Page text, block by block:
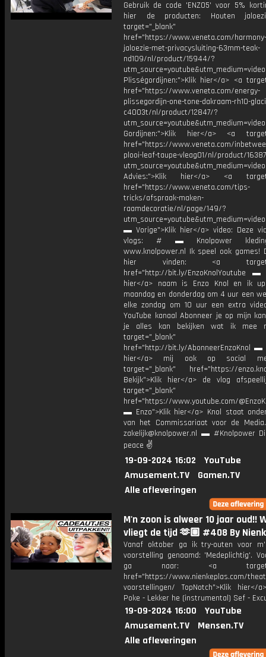
Gebruik de code 'ENZO5' voor 5%
hier de producten: Houten
target="_blank"
href="https://www.veneta.com/
jaloezie-met-privacysluiting-63mm-teak-
nd109/nl/product/15944/?
Plisségordijnen:">Klik hier</a> <a
href="https://www.veneta.com/energy-
plissegordijn-one-tone-dakraam-rh10-
c4003t/nl/product/12847/?
Gordijnen:">Klik hier</a> <a
href="https://www.veneta.com/
plooi-leaf-taupe-vleag01/nl/product/
Advies:">Klik hier</a> <a
href="https://www.veneta.com/tips-
tricks/afspraak-maken-
raamdecoratie/nl/page/149/?
▬ Vorige">Klik hier</a> video: Deze
vlogs: # ▬ Knolpower
www.knolpower.nl Ik speel ook games!
hier vinden: <a
href="http://bit.ly/EnzoKnolYoutube ▬
hier</a> naam is Enzo Knol en ik
maandag en donderdag om 4 uur een
elke zondag om 10 uur een extra
YouTube kanaal Abonneer je op mijn
je alles kan bekijken wat ik mee
target="_blank"
href="http://bit.ly/AbonneerEnzoKnol ▬
hier</a> mij ook op social
target="_blank" href="https://
Bekijk">Klik hier</a> de vlog
target="_blank"
href="https://www.youtube.com/
▬ Enzo">Klik hier</a> Knol staat
van het Commissariaat voor de
zakelijk@knolpower.nl ▬ #Knolpower
peace ✌
19-09-2024 16:02
YouTube
Amusement.TV
Gamen.TV
Alle afleveringen
M'n zoon is alweer 10 jaar oud!!
vliegt de tijd 🫶🏽 #408 By
Vanaf oktober ga ik try-outen voor
voorstelling genaamd: 'Medeplichtig'.
ga naar: <a
href="https://www.nienkeplas.com/
voorstellingen/ TopNotch">Klik hier</
Poke - Lekker he (instrumental) Sef -
19-09-2024 16:00
YouTube
Amusement.TV
Mensen.TV
Alle afleveringen